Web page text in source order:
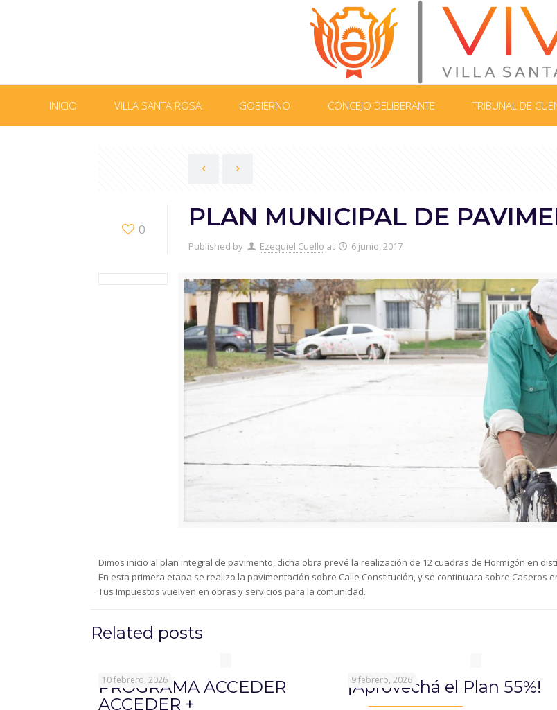
INICIO VILLA SANTA ROSA GOBIERNO CONCEJO DELIBERANTE TRIBUNAL DE
0 PLAN MUNICIPAL DE
Published by Ezequiel Cuello at 6 junio, 2017
Dimos inicio al plan integral de pavimento, dicha obra prevé la realización de 12 cuadras de Hormigón en
En esta primera etapa se realizo la pavimentación sobre Calle Constitución, y se continuara sobre Caseros
Tus Impuestos vuelven en obras y servicios para la comunidad.
Related posts
10 febrero, 2026
PROGRAMA ACCEDER
ACCEDER +
9 febrero, 2026
¡Aprovechá el Plan 55%!